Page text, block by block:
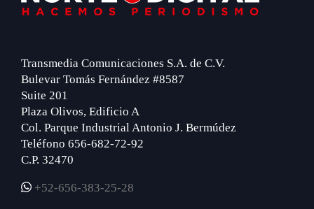
Transmedia Comunicaciones S.A. de C.V.
Bulevar Tomás Fernández #8587
Suite 201
Plaza Olivos, Edificio A
Col. Parque Industrial Antonio J. Bermúdez
Teléfono 656-682-72-92
C.P. 32470
+52-656-383-25-28